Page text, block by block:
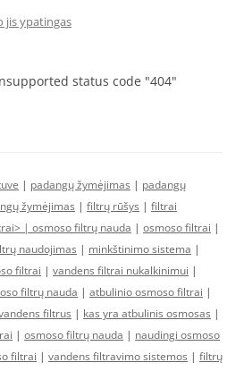
jis ypatingas
status code "404"
| padangų žymėjimas | padangų
žymėjimas | filtrų rūšys | filtrai
| osmoso filtrų nauda | osmoso filtrai |
naudojimas | minkštinimo sistema |
filtrai | vandens filtrai nukalkinimui |
filtrų nauda | atbulinio osmoso filtrai |
filtrus | kas yra atbulinis osmosas |
| osmoso filtrų nauda | naudingi osmoso
filtrai | vandens filtravimo sistemos | filtrų